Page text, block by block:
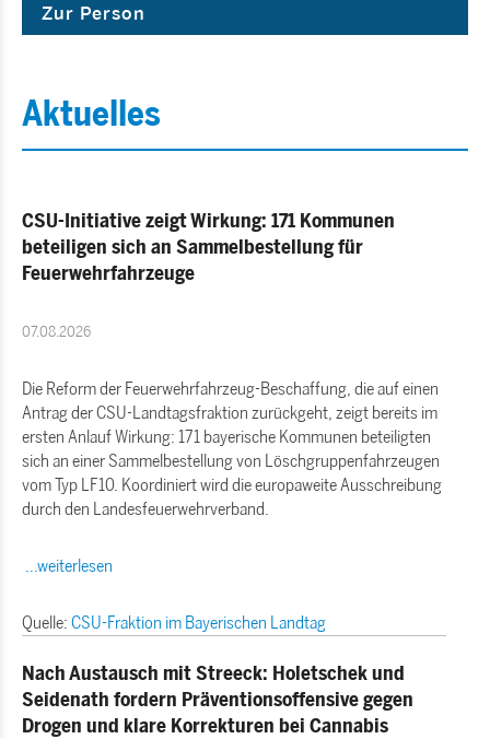
Zur Person
Aktuelles
CSU-Initiative zeigt Wirkung: 171 Kommunen
beteiligen sich an Sammelbestellung für
Feuerwehrfahrzeuge
07.08.2026
Die Reform der Feuerwehrfahrzeug-Beschaffung, die auf einen
Antrag der CSU-Landtagsfraktion zurückgeht, zeigt bereits im
ersten Anlauf Wirkung: 171 bayerische Kommunen beteiligten
sich an einer Sammelbestellung von Löschgruppenfahrzeugen
vom Typ LF10. Koordiniert wird die europaweite Ausschreibung
durch den Landesfeuerwehrverband.
...weiterlesen
Quelle: CSU-Fraktion im Bayerischen Landtag
Nach Austausch mit Streeck: Holetschek und
Seidenath fordern Präventionsoffensive gegen
Drogen und klare Korrekturen bei Cannabis